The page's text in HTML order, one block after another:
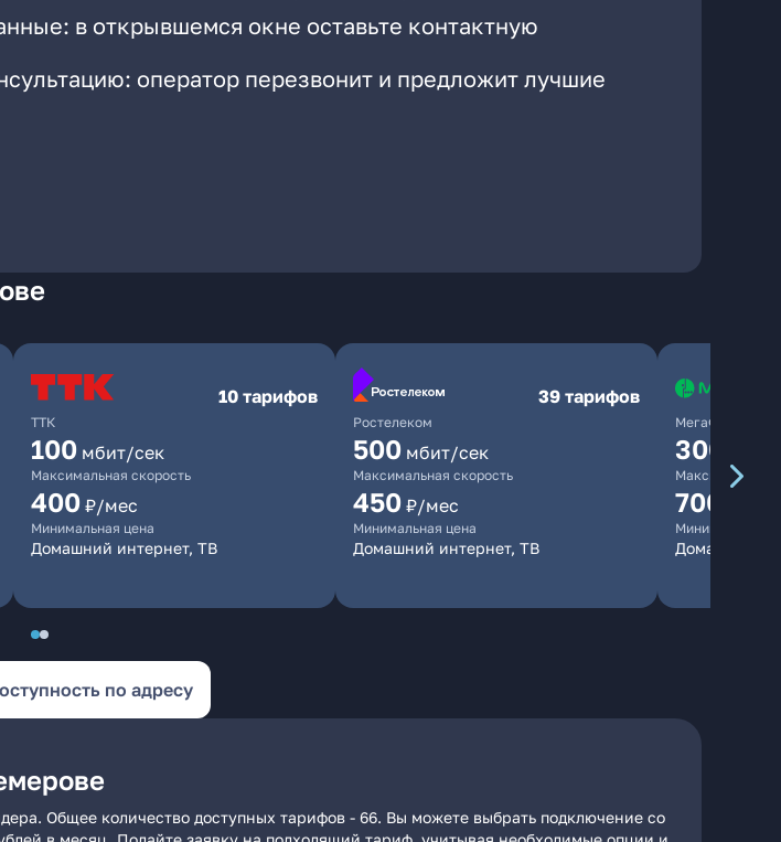
в открывшемся окне оставьте контактную
оператор перезвонит и предложит лучшие
ТТК
10 тарифов
100 мбит/сек
Максимальная скорость
400 ₽/мес
Минимальная цена
Домашний интернет, ТВ
Ростелеком
39 тарифов
500 мбит/сек
Максимальная скорость
450 ₽/мес
Минимальная цена
Домашний интернет, ТВ
МегаФон
300
Максимальная
700
Минимальная
Домашний
по адресу
Общее количество доступных тарифов - 66. Вы можете выбрать подключение со